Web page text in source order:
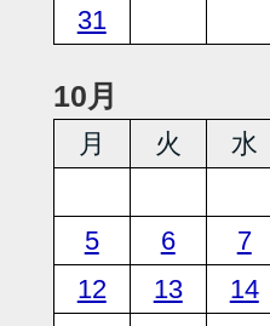
31
10月
月 火 水
5
6 7
12
13 14